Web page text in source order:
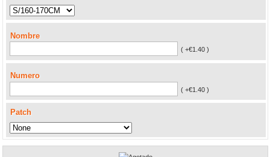
Nombre
( +€1.40 )
Numero
( +€1.40 )
Patch